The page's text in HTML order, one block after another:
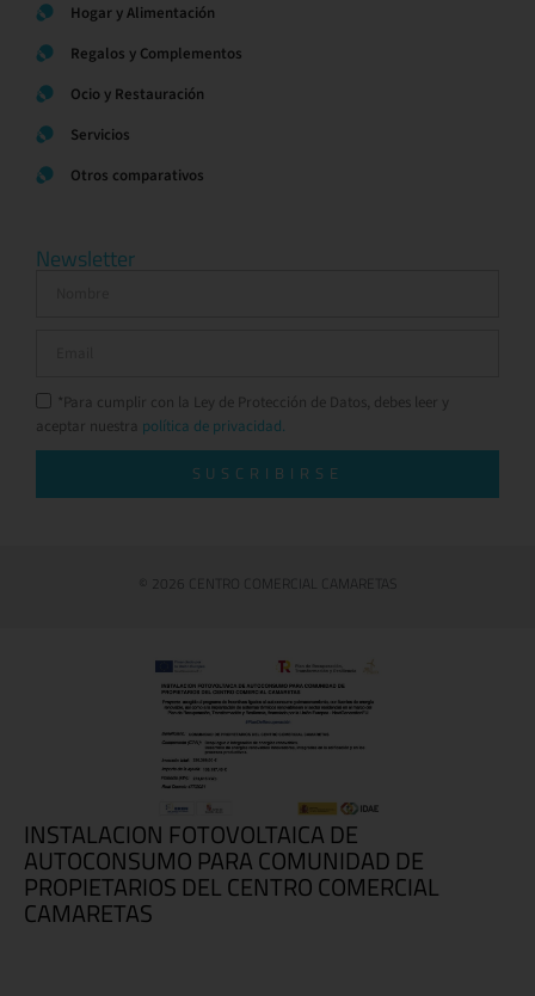
Hogar y Alimentación
Regalos y Complementos
Ocio y Restauración
Servicios
Otros comparativos
Newsletter
*Para cumplir con la Ley de Protección de Datos, debes leer y
aceptar nuestra política de privacidad.
SUSCRIBIRSE
© 2026 CENTRO COMERCIAL CAMARETAS
INSTALACION FOTOVOLTAICA DE
AUTOCONSUMO PARA COMUNIDAD DE
PROPIETARIOS DEL CENTRO COMERCIAL
CAMARETAS